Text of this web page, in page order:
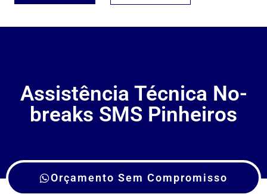
Assistência Técnica No-
breaks SMS Pinheiros
Orçamento Sem Compromisso